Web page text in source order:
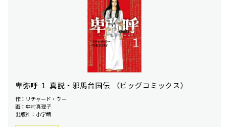
卑弥呼 １ 真説・邪馬台国伝 （ビッグコミックス）
作：リチャード・ウー
画：中村真理子
出版社：小学館